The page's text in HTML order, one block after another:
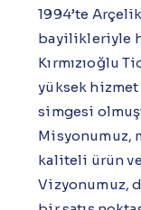
1994’te
bayilikleriyle
Kırmızıoğlu
yüksek
simgesi
Misyonumuz,
kaliteli ürün
Vizyonumuz,